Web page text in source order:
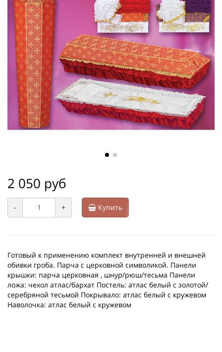
2 050 руб
- + Купить
Готовый к применению комплект внутренней и внешней
обивки гроба. Парча с церковной символикой. Панели
крышки: парча церковная , шнур/рюш/тесьма Панели
ложа: чехол атлас/бархат Постель: атлас белый с золотой/
серебряной тесьмой Покрывало: атлас белый с кружевом
Наволочка: атлас белый с кружевом